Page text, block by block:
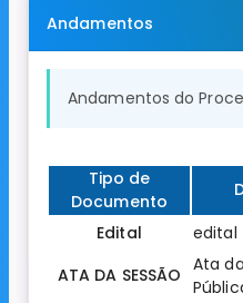
Andamentos
Andamentos do
Tipo de
Documento
Edital
edital
ATA DA SESSÃO Ata